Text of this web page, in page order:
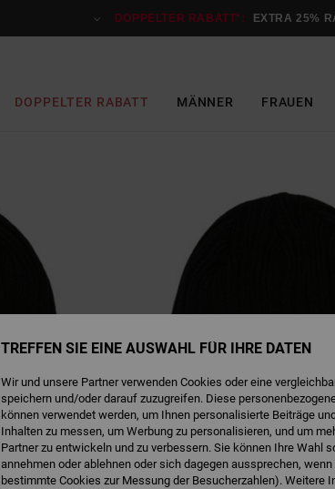
DOPPELTER RABATT*: EXTRA 25%
DOPPELTER RABATT MÄNNER FRAUEN
TREFFEN SIE EINE AUSWAHL FÜR IHRE DATEN
Wir und unsere Partner verwenden Cookies oder eine
speichern und/oder darauf zuzugreifen. Diese
können verwendet werden, um Ihnen personalisierte Beiträge
Inhalten zu messen, um Werbung zu personalisieren, und um
Partner zu entwickeln und zu verbessern. Sie können Ihre Wahl
annehmen oder ablehnen oder sich dagegen aussprechen,
bestimmte Cookies zur Messung der Besucherzahlen). Weitere